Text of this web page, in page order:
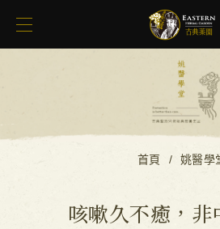
首頁 姚醫學
咳嗽久不癒，非